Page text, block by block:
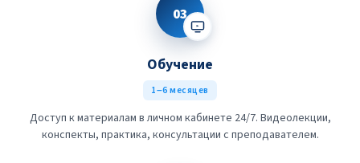
03
Обучение
1–6 месяцев
Доступ к материалам в личном кабинете 24/7. Видеолекции,
конспекты, практика, консультации с преподавателем.